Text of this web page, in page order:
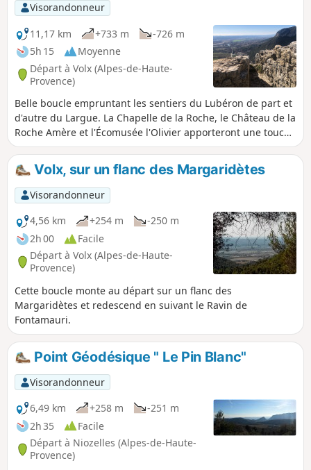
Visorandonneur
11,17 km
+733 m
-726 m
5h 15
Moyenne
Départ à Volx (Alpes-de-Haute-
Provence)
Belle boucle empruntant les sentiers du Lubéron de part et
d'autre du Largue. La Chapelle de la Roche, le Château de la
Roche Amère et l'Écomusée l'Olivier apporteront une touche
historique et patrimoniale à cette randonnée. L'application
GPS Visorando peut s'avérer utile pour le début de la
randonnée.
Volx, sur un flanc des Margaridètes
Visorandonneur
4,56 km
+254 m
-250 m
2h 00
Facile
Départ à Volx (Alpes-de-Haute-
Provence)
Cette boucle monte au départ sur un flanc des
Margaridètes et redescend en suivant le Ravin de
Fontamauri.
Point Géodésique " Le Pin Blanc"
Visorandonneur
6,49 km
+258 m
-251 m
2h 35
Facile
Départ à Niozelles (Alpes-de-Haute-
Provence)